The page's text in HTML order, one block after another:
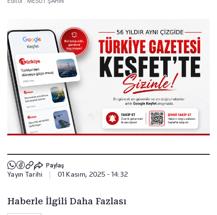
Paylaş
Yayın Tarihi 01 Kasım, 2025 - 14:32
Haberle İlgili Daha Fazlası